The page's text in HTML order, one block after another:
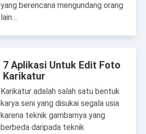
yang berencana mengundang orang
lain…
7 Aplikasi Untuk Edit Foto
Karikatur
Karikatur adalah salah satu bentuk
karya seni yang disukai segala usia
karena teknik gambarnya yang
berbeda daripada teknik